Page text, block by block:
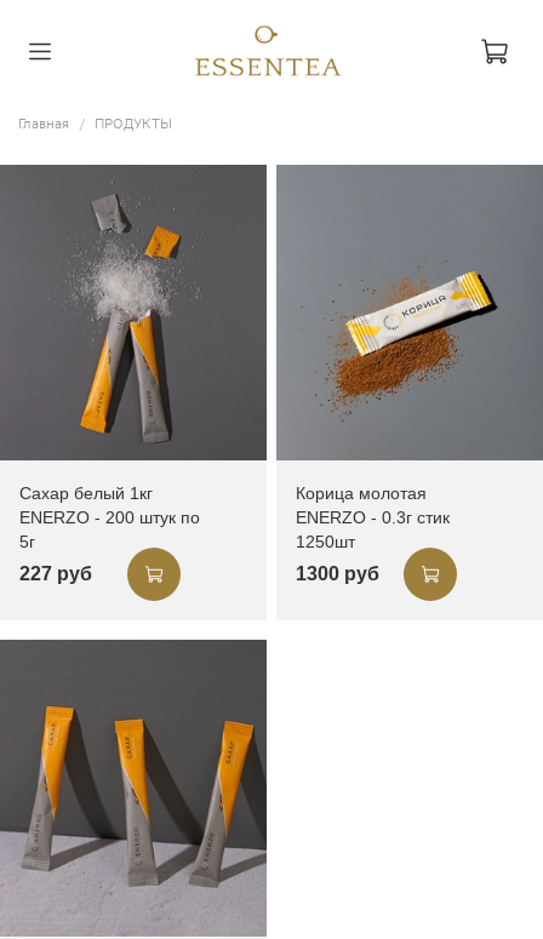
Главная ПРОДУКТЫ
Сахар белый 1кг
ENERZO - 200 штук по
5г
227 руб
Корица молотая
ENERZO - 0.3г стик
1250шт
1300 руб